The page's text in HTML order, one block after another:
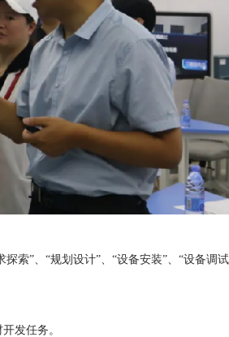
探索”、“规划设计”、“设备安装”、“设备
发任务。